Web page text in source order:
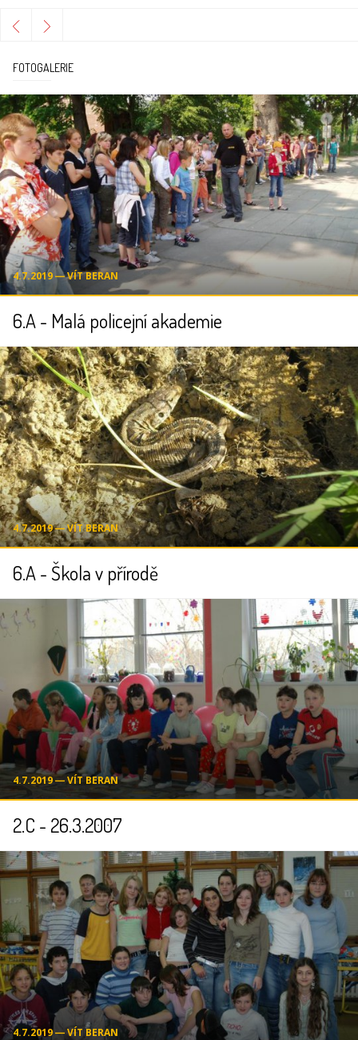
FOTOGALERIE
4.7.2019 ― VÍT BERAN
6.A - Malá policejní akademie
4.7.2019 ― VÍT BERAN
6.A - Škola v přírodě
4.7.2019 ― VÍT BERAN
2.C - 26.3.2007
4.7.2019 ― VÍT BERAN